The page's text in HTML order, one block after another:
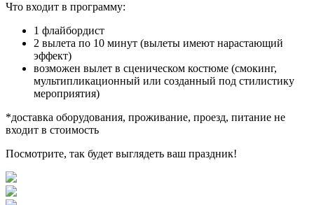
Что входит в программу:
1 флайбордист
2 вылета по 10 минут (вылеты имеют нарастающий
эффект)
возможен вылет в сценическом костюме (смокинг,
мультипликационный или созданный под стилистику
мероприятия)
*доставка оборудования, проживание, проезд, питание не
входит в стоимость
Посмотрите, так будет выглядеть ваш праздник!